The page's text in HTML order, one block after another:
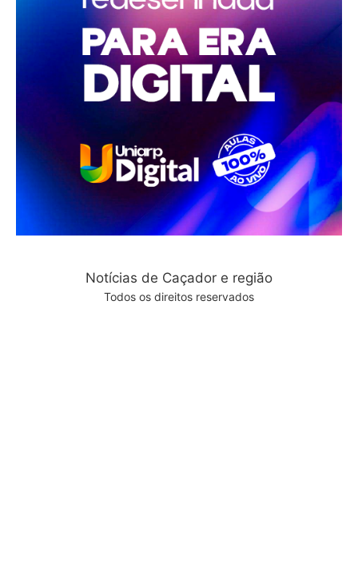
Notícias de Caçador e região
Todos os direitos reservados